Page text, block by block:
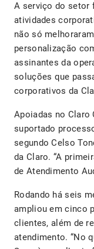
A serviço do setor
atividades
não só
personalização
assinantes da
soluções que
corporativos da
Apoiadas no
suportado
segundo Celso
da Claro. “A
de Atendimento
Rodando há seis
ampliou em cinco
clientes, além de
atendimento. “No